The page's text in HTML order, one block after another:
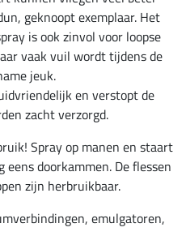
geknoopt exemplaar. Het
is ook zinvol voor loopse
vaak vuil wordt tijdens de
jeuk.
en verstopt de
zacht verzorgd.
Spray op manen en staart
doorkammen. De flessen
zijn herbruikbaar.
emulgatoren,